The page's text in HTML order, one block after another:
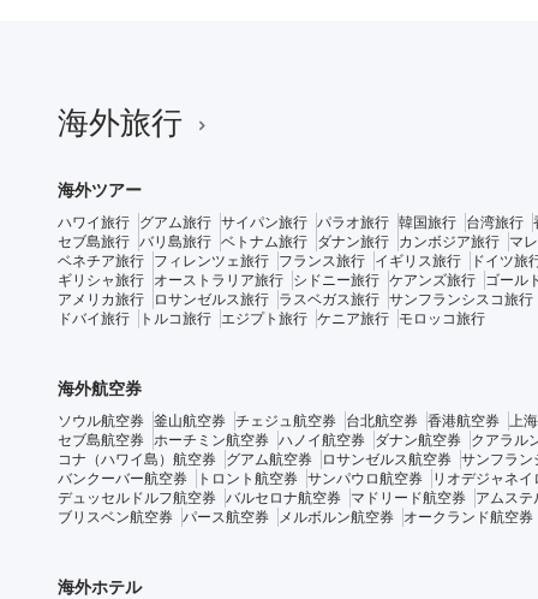
海外旅行
海外ツアー
ハワイ旅行 グアム旅行 サイパン旅行 パラオ旅行 韓国旅行 台湾旅行
セブ島旅行 バリ島旅行 ベトナム旅行 ダナン旅行 カンボジア旅行
マ
ベネチア旅行
フィレンツェ旅行 フランス旅行 イギリス旅行
ドイツ旅
ギリシャ旅行
オーストラリア旅行 シドニー旅行 ケアンズ旅行
ゴール
アメリカ旅行
ロサンゼルス旅行 ラスベガス旅行 サンフランシスコ旅行
ドバイ旅行
トルコ旅行 エジプト旅行 ケニア旅行 モロッコ旅行
海外航空券
ソウル航空券 釜山航空券 チェジュ航空券 台北航空券 香港航空券 上
セブ島航空券 ホーチミン航空券 ハノイ航空券 ダナン航空券
クアラル
コナ（ハワイ島）航空券
グアム航空券 ロサンゼルス航空券 サンフラン
バンクーバー航空券
トロント航空券 サンパウロ航空券
リオデジャネイ
デュッセルドルフ航空券 バルセロナ航空券 マドリード航空券
アムステ
ブリスベン航空券 パース航空券 メルボルン航空券 オークランド航空券
海外ホテル